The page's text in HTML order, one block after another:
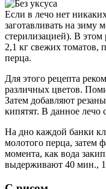
Если в лечо нет
заготавливать на зиму
стерилизацией). В этом
2,1 кг свежих томатов,
перца.
Для этого рецепта
различных цветов.
Затем добавляют
кипятят. В данное лечо
На дно каждой банки
молотого перца, затем
момента, как вода
выдерживают 40 мин.,